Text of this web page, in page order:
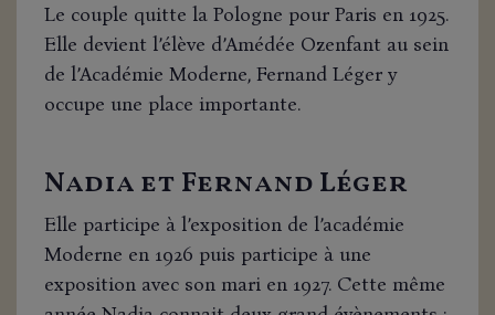
Le couple quitte la Pologne pour Paris en 1925.
Elle devient l’élève d’Amédée Ozenfant au sein
de l’Académie Moderne, Fernand Léger y
occupe une place importante.
Nadia et Fernand Léger
Elle participe à l’exposition de l’académie
Moderne en 1926 puis participe à une
exposition avec son mari en 1927. Cette même